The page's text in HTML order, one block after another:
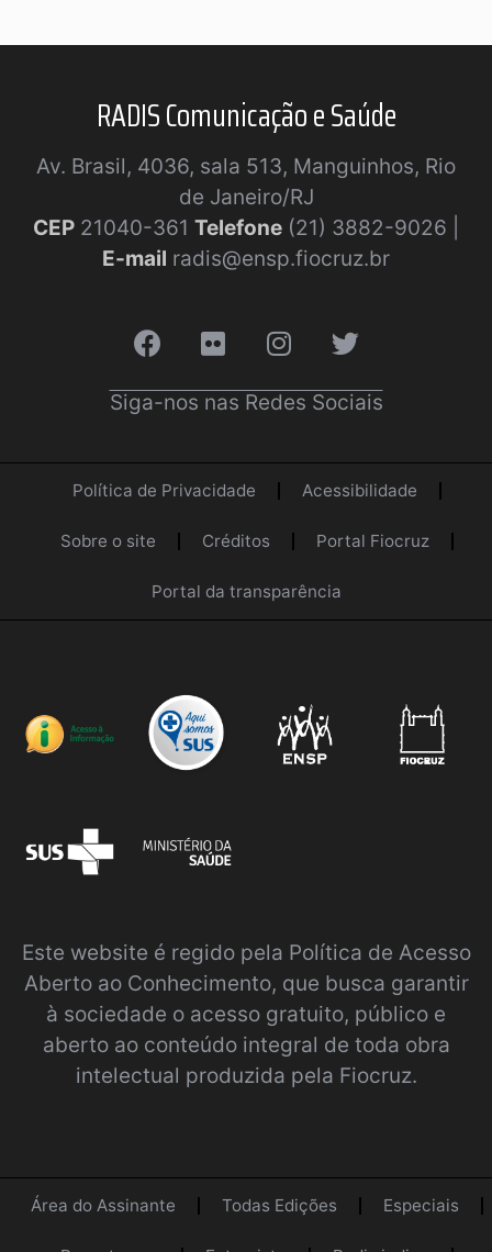
RADIS Comunicação e Saúde
Av. Brasil, 4036, sala 513, Manguinhos, Rio
de Janeiro/RJ
CEP 21040-361 Telefone (21) 3882-9026 |
E-mail radis@ensp.fiocruz.br
Siga-nos nas Redes Sociais
Política de Privacidade Acessibilidade
Sobre o site Créditos Portal Fiocruz
Portal da transparência
Este website é regido pela Política de Acesso
Aberto ao Conhecimento, que busca garantir
à sociedade o acesso gratuito, público e
aberto ao conteúdo integral de toda obra
intelectual produzida pela Fiocruz.
Área do Assinante Todas Edições Especiais